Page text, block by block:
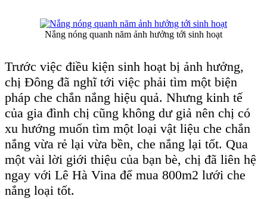
Nắng nóng quanh năm ảnh hưởng tới sinh hoạt
Trước việc điều kiện sinh hoạt bị ảnh hưởng,
chị Đông đã nghĩ tới việc phải tìm một biện
pháp che chắn nắng hiệu quả. Nhưng kinh tế
của gia đình chị cũng không dư giả nên chị có
xu hướng muốn tìm một loại vật liệu che chắn
nắng vừa rẻ lại vừa bền, che nắng lại tốt. Qua
một vài lời giới thiệu của bạn bè, chị đã liên hệ
ngay với Lê Hà Vina để mua 800m2 lưới che
nắng loại tốt.